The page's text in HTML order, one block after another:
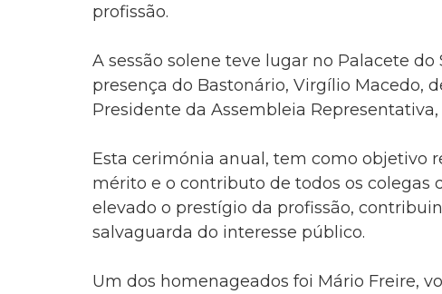
profissão.
A sessão solene teve lugar no Palacete
presença do Bastonário, Virgílio Macedo,
Presidente da Assembleia
Esta cerimónia anual, tem como objetivo
mérito e o contributo de todos os colegas
elevado o prestígio da profissão,
salvaguarda do interesse público.
Um dos homenageados foi Mário Freire,